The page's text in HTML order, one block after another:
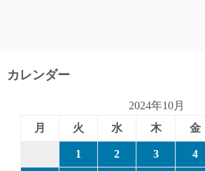
カレンダー
2024年10月
月
火 水 木 金
1 2 3 4